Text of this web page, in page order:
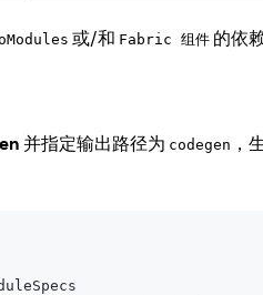
或/和 Fabric 组件 的依
并指定输出路径为 codegen ，